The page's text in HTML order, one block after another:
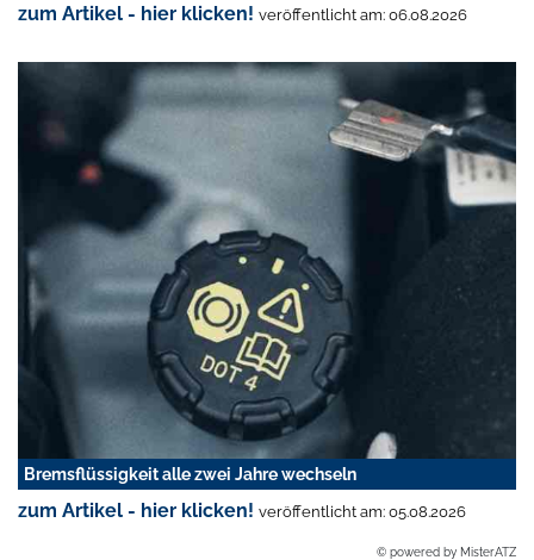
zum Artikel - hier klicken! veröffentlicht am: 06.08.2026
Bremsflüssigkeit alle zwei Jahre wechseln
zum Artikel - hier klicken! veröffentlicht am: 05.08.2026
© powered by MisterATZ